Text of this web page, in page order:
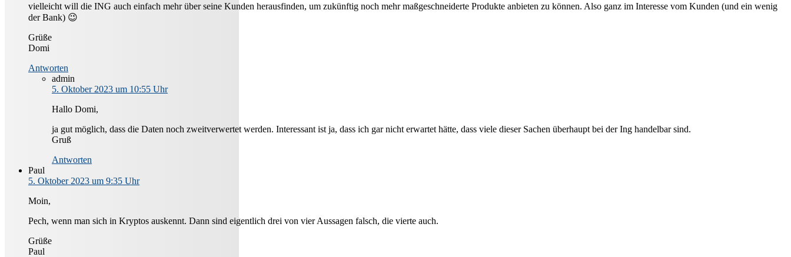
vielleicht will die ING auch einfach mehr über seine Kunden herausfinden, um zukünftig noch mehr maßgeschneiderte Produkte anbieten zu können. Also ganz im Interesse vom Kunden (und ein wenig
der Bank) 😉
Grüße
Domi
Antworten
admin
5. Oktober 2023 um 10:55 Uhr
Hallo Domi,
ja gut möglich, dass die Daten noch zweitverwertet werden. Interessant ist ja, dass ich gar nicht erwartet hätte, dass viele dieser Sachen überhaupt bei der Ing handelbar sind.
Gruß
Antworten
Paul
5. Oktober 2023 um 9:35 Uhr
Moin,
Pech, wenn man sich in Kryptos auskennt. Dann sind eigentlich drei von vier Aussagen falsch, die vierte auch.
Grüße
Paul